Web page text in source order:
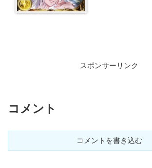
スポンサーリンク
コメント
コメントを書き込む